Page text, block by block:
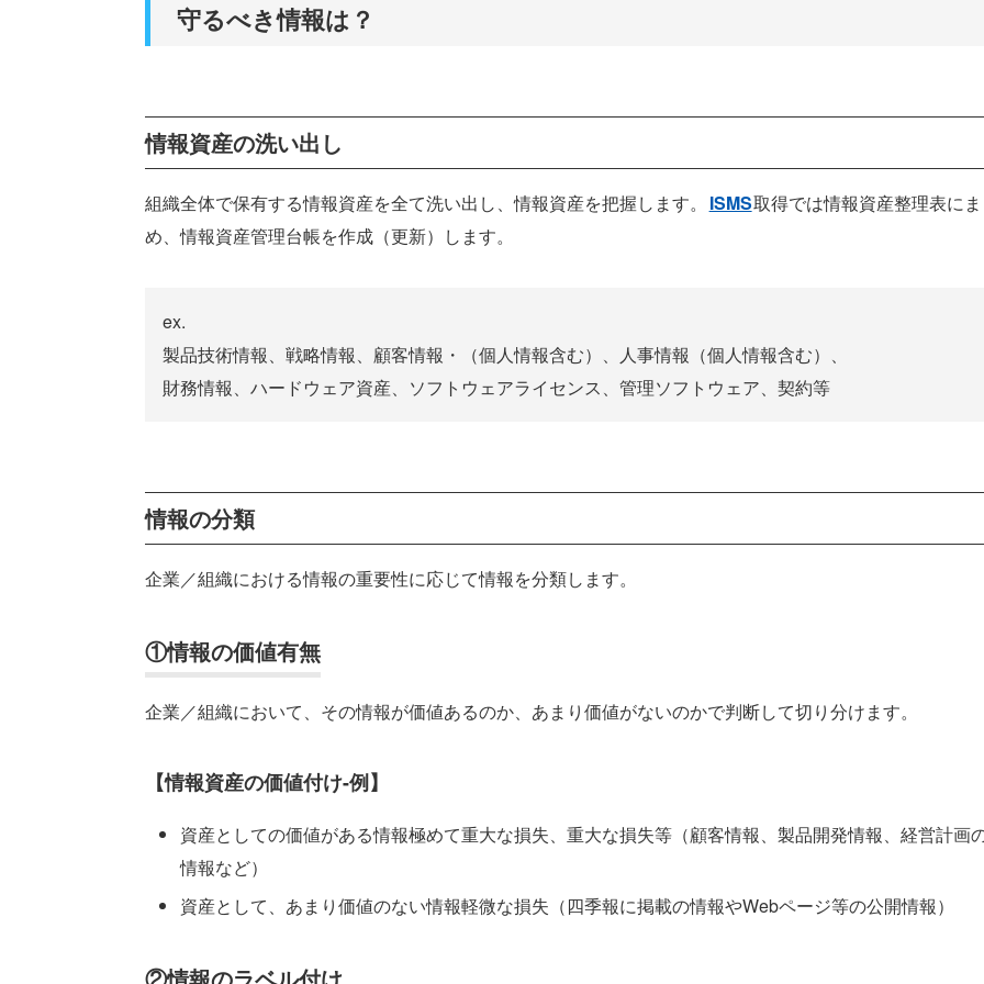
守るべき情報は？
情報資産の洗い出し
組織全体で保有する情報資産を全て洗い出し、情報資産を把握します。 ISMS取得では情報資産整理表に
め、情報資産管理台帳を作成（更新）します。
ex.
製品技術情報、戦略情報、顧客情報・（個人情報含む）、人事情報（個人情報含む）、
財務情報、ハードウェア資産、ソフトウェアライセンス、管理ソフトウェア、契約等
情報の分類
企業／組織における情報の重要性に応じて情報を分類します。
①情報の価値有無
企業／組織において、その情報が価値あるのか、あまり価値がないのかで判断して切り分けます。
【情報資産の価値付け-例】
資産としての価値がある情報極めて重大な損失、重大な損失等（顧客情報、製品開発情報、経営計画
情報など）
資産として、あまり価値のない情報軽微な損失（四季報に掲載の情報やWebページ等の公開情報）